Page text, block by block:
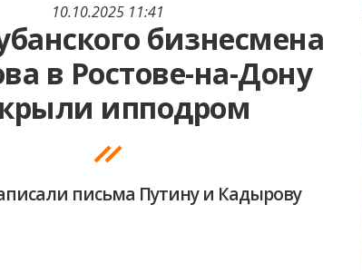
10.10.2025 11:41
бизнесмена
в Ростове-на-Дону
ипподром
письма Путину и Кадырову